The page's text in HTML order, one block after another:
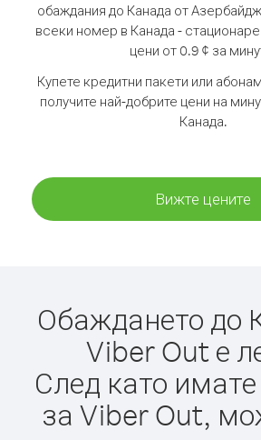
обаждания до Канада от
всеки номер в Канада -
цени от 0.9 ¢ за
Купете кредитни пакети или
получите най-добрите цени на
Канада.
Вижте цените
Обаждането до
Viber Out е
След като
за Viber Out,